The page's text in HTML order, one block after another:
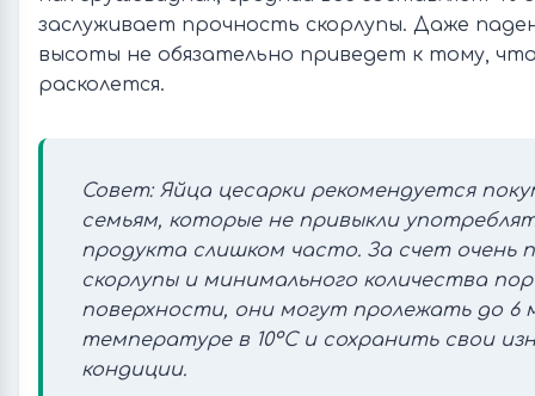
заслуживает прочность скорлупы. Даже
высоты не обязательно приведет к тому,
расколется.
Совет: Яйца цесарки рекомендуется
семьям, которые не привыкли
продукта слишком часто. За счет очень
скорлупы и минимального количества
поверхности, они могут пролежать до 6
температуре в 10ºС и сохранить свои
кондиции.